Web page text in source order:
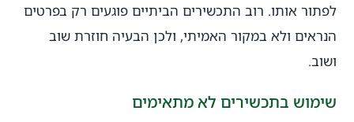
לפתור אותו. רוב התכשירים הביתיים פוגעים רק בפרטים
הנראים ולא במקור האמיתי, ולכן הבעיה חוזרת שוב
ושוב.
שימוש בתכשירים לא מתאימים